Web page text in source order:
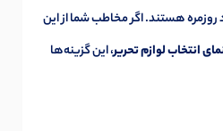
روزمره هستند. اگر مخاطب شما از این
انتخاب لوازم تحریر، این گزینه‌ها